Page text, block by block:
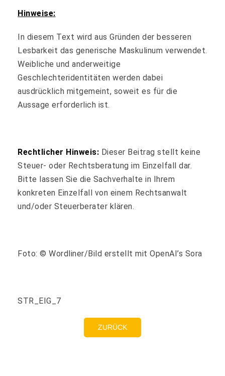
Hinweise:
In diesem Text wird aus Gründen der besseren
Lesbarkeit das generische Maskulinum verwendet.
Weibliche und anderweitige
Geschlechteridentitäten werden dabei
ausdrücklich mitgemeint, soweit es für die
Aussage erforderlich ist.
Rechtlicher Hinweis: Dieser Beitrag stellt keine
Steuer- oder Rechtsberatung im Einzelfall dar.
Bitte lassen Sie die Sachverhalte in Ihrem
konkreten Einzelfall von einem Rechtsanwalt
und/oder Steuerberater klären.
Foto: © Wordliner/Bild erstellt mit OpenAI’s Sora
STR_EIG_7
ZURÜCK